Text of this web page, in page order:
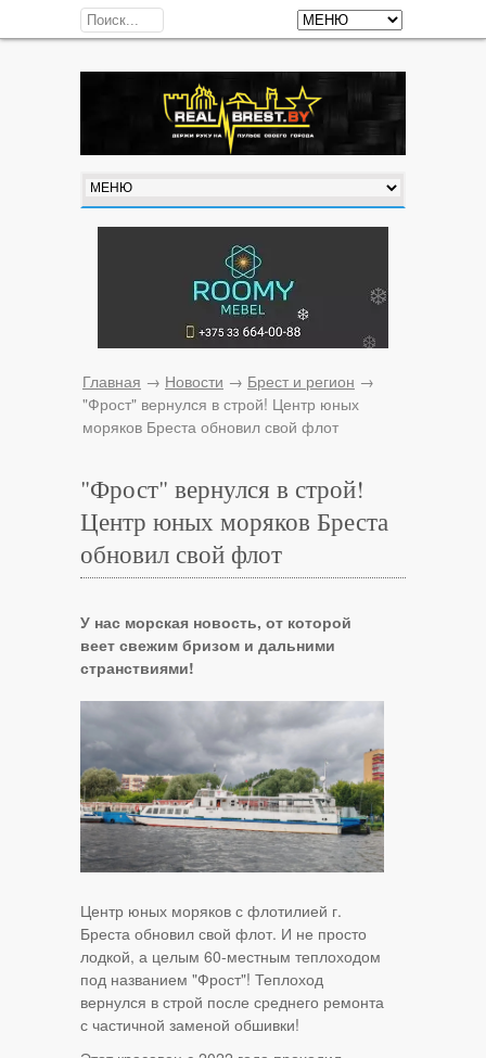
Главная → Новости → Брест и регион →
"Фрост" вернулся в строй! Центр юных
моряков Бреста обновил свой флот
"Фрост" вернулся в строй!
Центр юных моряков Бреста
обновил свой флот
У нас морская новость, от которой
веет свежим бризом и дальними
странствиями!
Центр юных моряков с флотилией г.
Бреста обновил свой флот. И не просто
лодкой, а целым 60-местным теплоходом
под названием "Фрост"! Теплоход
вернулся в строй после среднего ремонта
с частичной заменой обшивки!